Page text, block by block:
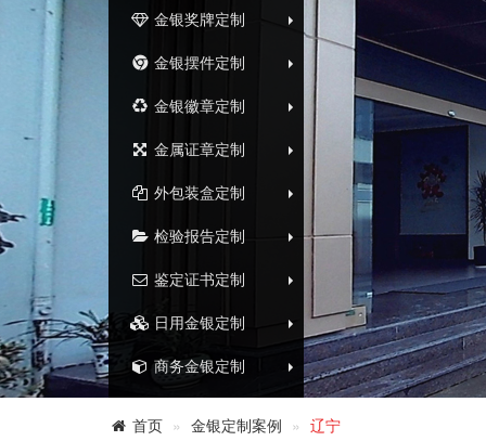
金银奖牌定制
金银摆件定制
金银徽章定制
金属证章定制
外包装盒定制
检验报告定制
鉴定证书定制
日用金银定制
商务金银定制
首页 金银定制案例 辽宁